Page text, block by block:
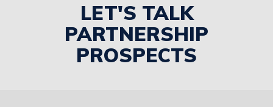
LET'S TALK
PARTNERSHIP
PROSPECTS